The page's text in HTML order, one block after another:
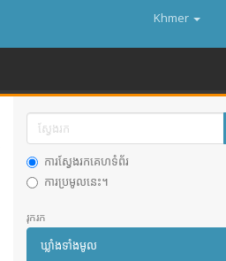
Khmer
ការស្វែងរកគេហទំព័រ
ការប្រមូលនេះ។
រុករក
ឃ្លាំងទាំងមូល